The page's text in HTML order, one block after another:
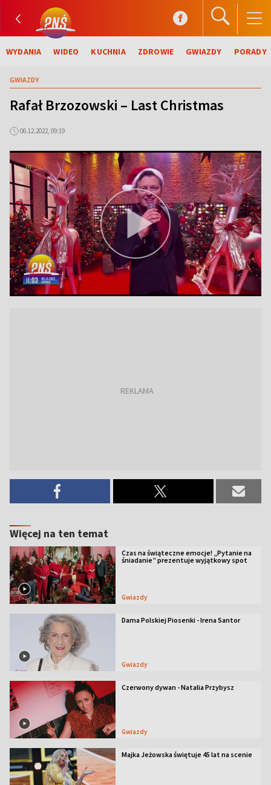
WYDANIA WIDEO KUCHNIA ZDROWIE GWIAZDY PORADY
GWIAZDY
Rafał Brzozowski – Last Christmas
06.12.2022, 09:19
Więcej na ten temat
Czas na świąteczne emocje! „Pytanie na
śniadanie” prezentuje wyjątkowy spot
Gwiazdy
Dama Polskiej Piosenki - Irena Santor
Gwiazdy
Czerwony dywan - Natalia Przybysz
Gwiazdy
Majka Jeżowska świętuje 45 lat na scenie